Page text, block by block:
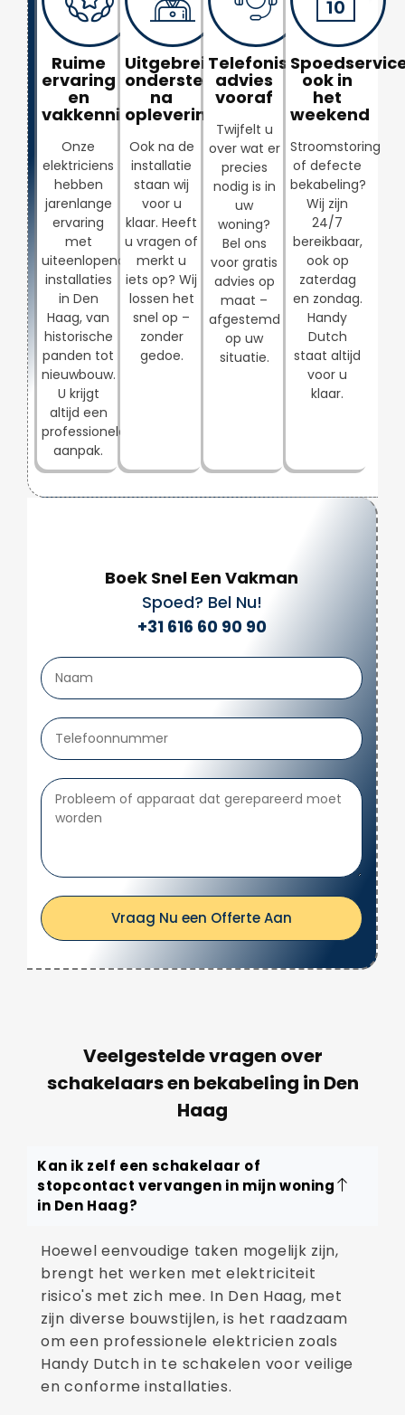
Ruime
ervaring
en
vakkennis
Onze
elektriciens
hebben
jarenlange
ervaring
met
uiteenlopende
installaties
in Den
Haag, van
historische
panden tot
nieuwbouw.
U krijgt
altijd een
professionele
aanpak.
Uitgebreide
ondersteuning
na
oplevering
Ook na de
installatie
staan wij
voor u
klaar. Heeft
u vragen of
merkt u
iets op? Wij
lossen het
snel op –
zonder
gedoe.
Telefonisch
advies
vooraf
Twijfelt u
over wat er
precies
nodig is in
uw
woning?
Bel ons
voor gratis
advies op
maat –
afgestemd
op uw
situatie.
ook in
het
weekend
Stroomstoring
of defecte
bekabeling?
Wij zijn
24/7
bereikbaar,
ook op
zaterdag
en zondag.
Handy
Dutch
staat altijd
voor u
klaar.
Boek Snel Een Vakman
Spoed? Bel Nu!
+31 616 60 90 90
Vraag Nu een Offerte Aan
Veelgestelde vragen over
schakelaars en bekabeling in Den
Haag
Kan ik zelf een schakelaar of
stopcontact vervangen in mijn woning
in Den Haag?
Hoewel eenvoudige taken mogelijk zijn,
brengt het werken met elektriciteit
risico's met zich mee. In Den Haag, met
zijn diverse bouwstijlen, is het raadzaam
om een professionele elektricien zoals
Handy Dutch in te schakelen voor veilige
en conforme installaties.